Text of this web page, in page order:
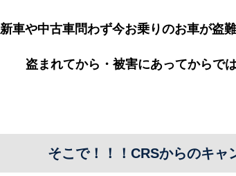
新車や中古車問わず今お乗りのお車が盗
盗まれてから・被害にあってからで
そこで！！！CRSからのキャ